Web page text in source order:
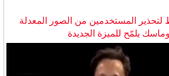
المستخدمين من الصور المعدلة
وماسك يلمّح للميزة الجديدة